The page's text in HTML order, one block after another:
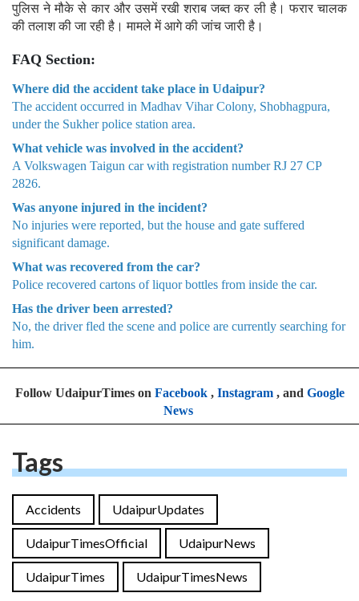
पुलिस ने मौके से कार और उसमें रखी शराब जब्त कर ली है। फरार चालक
की तलाश की जा रही है। मामले में आगे की जांच जारी है।
FAQ Section:
Where did the accident take place in Udaipur?
The accident occurred in Madhav Vihar Colony, Shobhagpura,
under the Sukher police station area.
What vehicle was involved in the accident?
A Volkswagen Taigun car with registration number RJ 27 CP
2826.
Was anyone injured in the incident?
No injuries were reported, but the house and gate suffered
significant damage.
What was recovered from the car?
Police recovered cartons of liquor bottles from inside the car.
Has the driver been arrested?
No, the driver fled the scene and police are currently searching for
him.
Follow UdaipurTimes on Facebook, Instagram, and Google
News
Tags
Accidents UdaipurUpdates
UdaipurTimesOfficial UdaipurNews
UdaipurTimes UdaipurTimesNews